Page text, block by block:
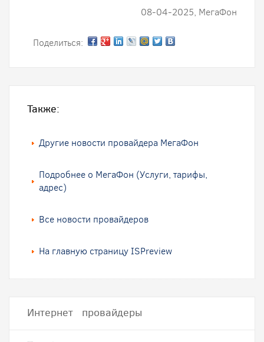
08-04-2025, МегаФон
Поделиться:
Также:
Другие новости провайдера МегаФон
Подробнее о МегаФон (Услуги, тарифы,
адрес)
Все новости провайдеров
На главную страницу ISPreview
Интернет провайдеры